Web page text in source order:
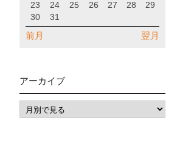
23
24 25 26 27 28
29
30
31
前月 翌月
アーカイブ